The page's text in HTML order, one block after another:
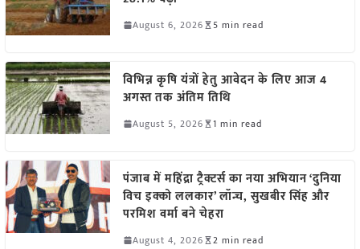
August 6, 2026 5 min read
विभिन्न कृषि यंत्रों हेतु आवेदन के लिए आज 4
अगस्त तक अंतिम तिथि
August 5, 2026 1 min read
पंजाब में महिंद्रा ट्रैक्टर्स का नया अभियान ‘दुनिया
विच इक्को ललकार’ लॉन्च, सुखबीर सिंह और
परमिश वर्मा बने चेहरा
August 4, 2026 2 min read